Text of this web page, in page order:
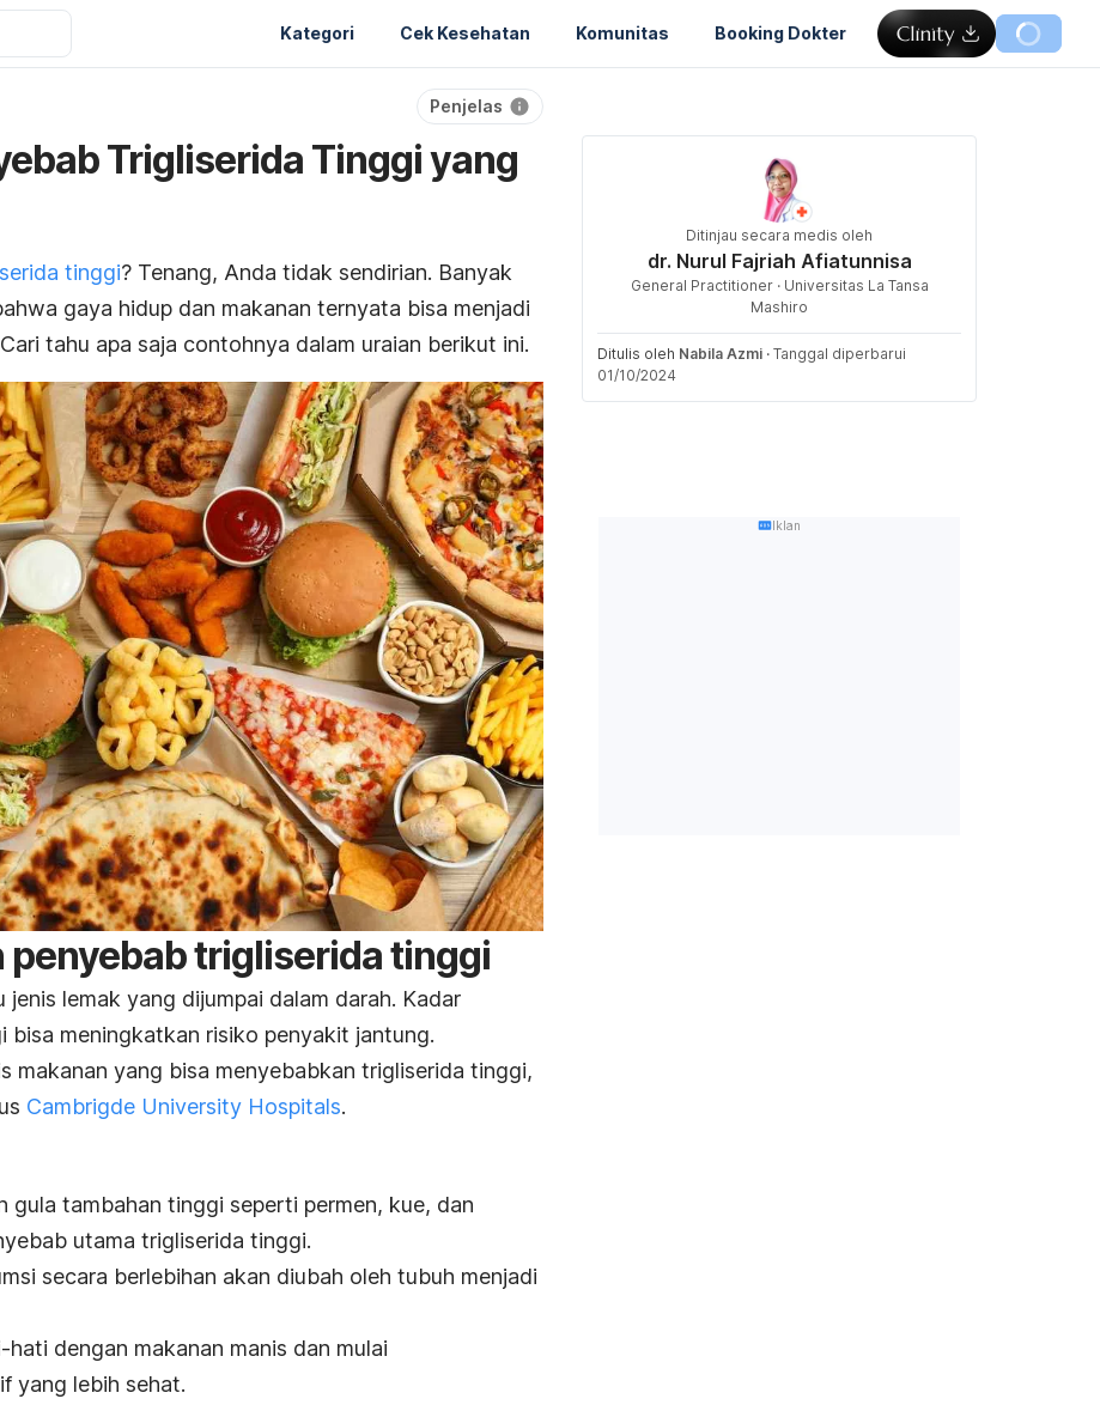
Kategori Cek Kesehatan Komunitas Booking Dokter
Penjelas
Trigliserida Tinggi yang
tinggi? Tenang, Anda tidak sendirian. Banyak
gaya hidup dan makanan ternyata bisa menjadi
Cari tahu apa saja contohnya dalam uraian berikut ini.
penyebab trigliserida tinggi
jenis lemak yang dijumpai dalam darah. Kadar
meningkatkan risiko penyakit jantung.
makanan yang bisa menyebabkan trigliserida tinggi,
Cambrigde University Hospitals.
gula tambahan tinggi seperti permen, kue, dan
utama trigliserida tinggi.
secara berlebihan akan diubah oleh tubuh menjadi
dengan makanan manis dan mulai
yang lebih sehat.
Ditinjau secara medis oleh
dr. Nurul Fajriah Afiatunnisa
General Practitioner · Universitas La Tansa
Mashiro
Ditulis oleh Nabila Azmi · Tanggal diperbarui
01/10/2024
Iklan